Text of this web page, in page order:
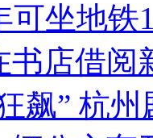
可坐地铁
书店借阅
飙” 杭